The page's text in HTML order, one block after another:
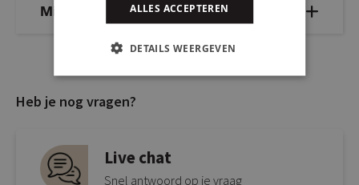
Mix & Match
Heb je nog vragen?
Live chat
Snel antwoord op je vraag
ALLES ACCEPTEREN
DETAILS WEERGEVEN